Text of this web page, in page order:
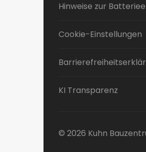
Hinweise zur
Cookie-Einstellungen
KI Transparenz
© 2026 Kuhn